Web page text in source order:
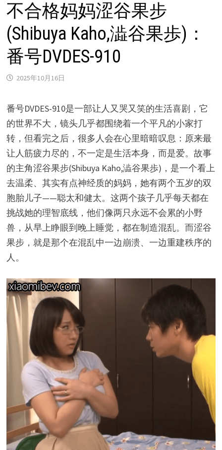
不合格妈妈涩谷果步
(Shibuya Kaho,澁谷果歩)：
番号DVDES-910
2025年10月16日
番号DVDES-910是一部让人又哭又笑的生活喜剧，它
的世界不大，镜头几乎都围绕着一个平凡的小家打
转，但看完之后，很多人会在心里暗暗叹息：原来最
让人筋疲力尽的，不一定是生活本身，而是爱。故事
的主角涩谷果步(Shibuya Kaho,澁谷果歩)，是一个看上
去温柔、其实有点神经质的妈妈，她有两个五岁的双
胞胎儿子——聪太和健太。这两个孩子几乎每天都在
挑战她的理智底线，他们像两只永远不会累的小野
兽，从早上睁眼到晚上睡觉，都在制造混乱。而涩谷
果步，就是那个在混乱中一边崩溃、一边重建秩序的
人。